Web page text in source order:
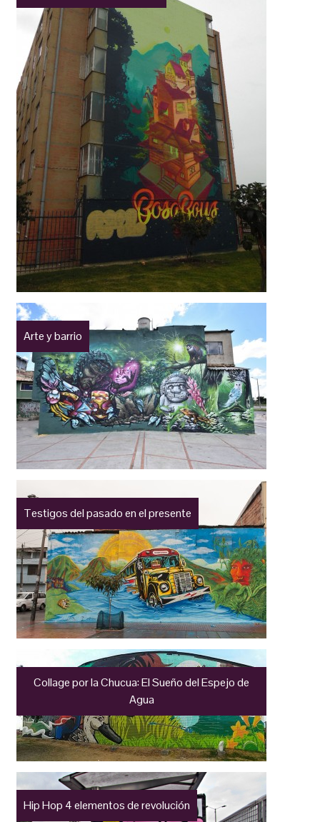
Arte y barrio
Testigos del pasado en el presente
Collage por la Chucua: El Sueño del Espejo de
Agua
Hip Hop 4 elementos de revolución